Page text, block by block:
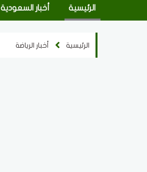
الرئيسية أخبار السعودية
الرئيسية أخبار الرياضة